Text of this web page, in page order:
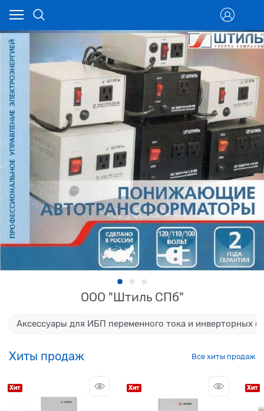
ООО "Штиль СПб"
Аксессуары для ИБП переменного тока и инверторных
Хиты продаж Все хиты продаж
Хит Хит Хит